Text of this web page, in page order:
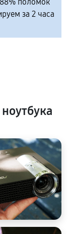
за 2 часа